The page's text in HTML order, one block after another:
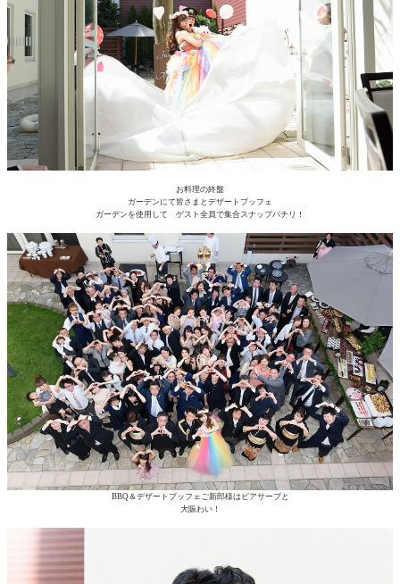
お料理の終盤
ガーデンにて皆さまとデザートブッフェ
ガーデンを使用して ゲスト全員で集合スナップパチリ！
BBQ＆デザートブッフェご新郎様はビアサーブと
大賑わい！